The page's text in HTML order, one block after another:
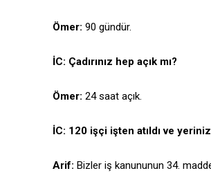
Ömer: 90 gündür.
İC: Çadırınız hep açık mı?
Ömer: 24 saat açık.
İC: 120 işçi işten atıldı ve
Arif: Bizler iş kanununun 34.